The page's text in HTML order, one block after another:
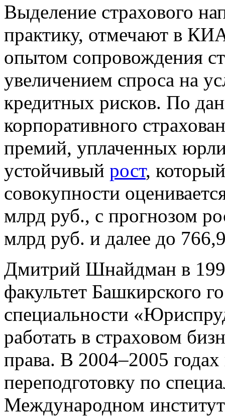
Выделение страхового
практику, отмечают в
опытом сопровождения
увеличением спроса на
кредитных рисков. По
корпоративного
премий, уплаченных
устойчивый рост,
совокупности
млрд руб., с прогнозом
млрд руб. и далее до
Дмитрий Шнайдман в
факультет Башкирского
специальности
работать в страховом
права. В 2004–2005
переподготовку по
Международном